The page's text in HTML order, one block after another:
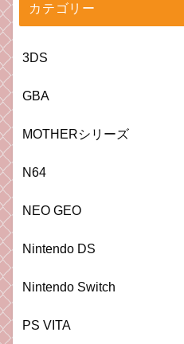
カテゴリー
3DS
GBA
MOTHERシリーズ
N64
NEO GEO
Nintendo DS
Nintendo Switch
PS VITA